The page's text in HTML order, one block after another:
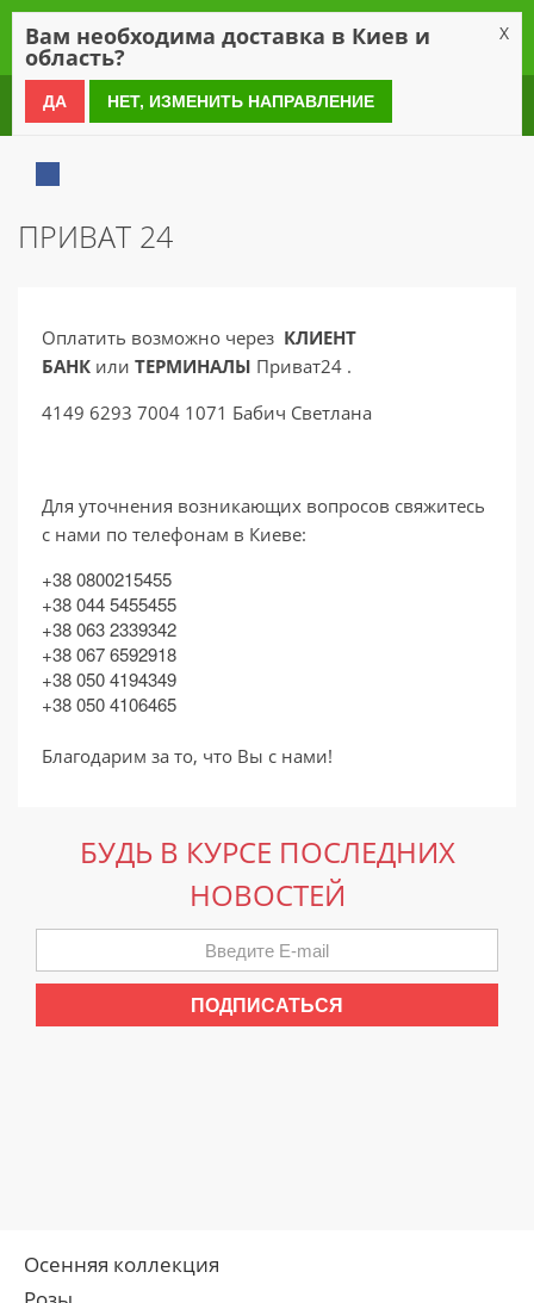
0 800 21 54 55
ПРИВАТ 24
Оплатить возможно через КЛИЕНТ
БАНК или ТЕРМИНАЛЫ Приват24 .
4149 6293 7004 1071 Бабич Светлана
Для уточнения возникающих вопросов свяжитесь
с нами по телефонам в Киеве:
+38 0800215455
+38 044 5455455
+38 063 2339342
+38 067 6592918
+38 050 4194349
+38 050 4106465
Благодарим за то, что Вы с нами!
БУДЬ В КУРСЕ ПОСЛЕДНИХ
НОВОСТЕЙ
Осенняя коллекция
Вам необходима доставка в Киев и
область?
X
ДА НЕТ, ИЗМЕНИТЬ НАПРАВЛЕНИЕ